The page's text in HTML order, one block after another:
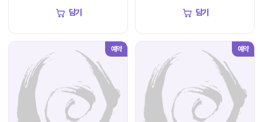
담기 담기
예약 예약